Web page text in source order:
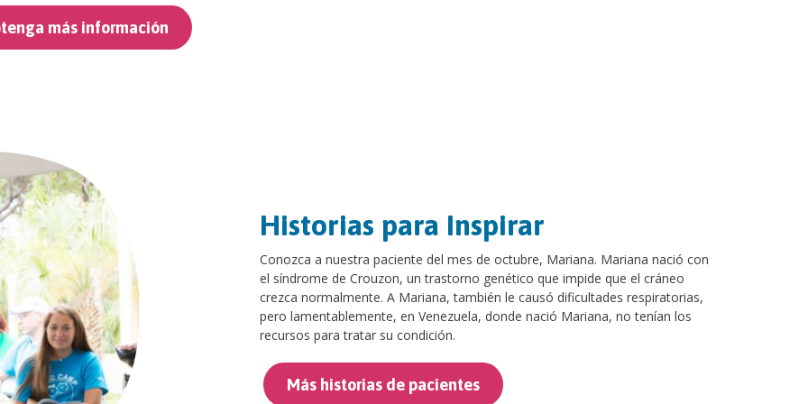
más información
Historias para Inspirar
Conozca a nuestra paciente del mes de octubre, Mariana. Mariana nació con
el síndrome de Crouzon, un trastorno genético que impide que el cráneo
crezca normalmente. A Mariana, también le causó dificultades respiratorias,
pero lamentablemente, en Venezuela, donde nació Mariana, no tenían los
recursos para tratar su condición.
Más historias de pacientes